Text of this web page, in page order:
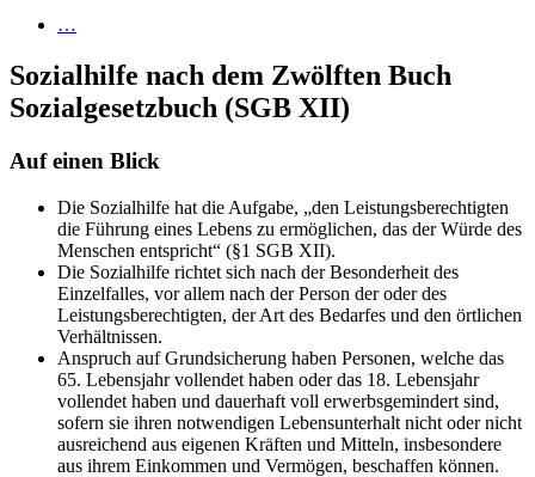
…
Sozialhilfe nach dem Zwölften Buch
Sozialgesetzbuch (SGB XII)
Auf einen Blick
Die Sozialhilfe hat die Aufgabe, „den Leistungsberechtigten
die Führung eines Lebens zu ermöglichen, das der Würde des
Menschen entspricht“ (§1 SGB XII).
Die Sozialhilfe richtet sich nach der Besonderheit des
Einzelfalles, vor allem nach der Person der oder des
Leistungsberechtigten, der Art des Bedarfes und den örtlichen
Verhältnissen.
Anspruch auf Grundsicherung haben Personen, welche das
65. Lebensjahr vollendet haben oder das 18. Lebensjahr
vollendet haben und dauerhaft voll erwerbsgemindert sind,
sofern sie ihren notwendigen Lebensunterhalt nicht oder nicht
ausreichend aus eigenen Kräften und Mitteln, insbesondere
aus ihrem Einkommen und Vermögen, beschaffen können.